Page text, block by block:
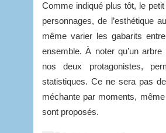
Comme indiqué plus tôt, le
personnages, de l’esthétique
même varier les gabarits
ensemble. À noter qu’un
nos deux protagonistes,
statistiques. Ce ne sera pas
méchante par moments,
sont proposés.